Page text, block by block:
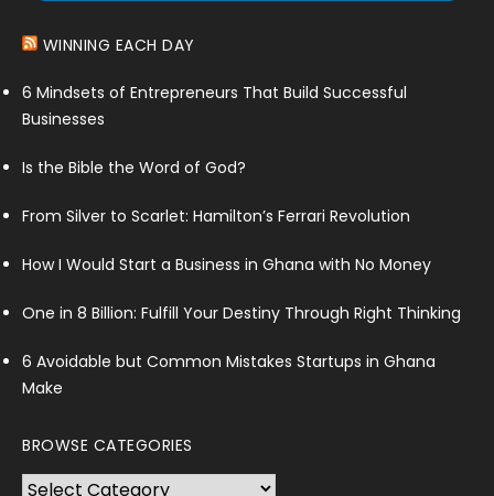
WINNING EACH DAY
6 Mindsets of Entrepreneurs That Build Successful
Businesses
Is the Bible the Word of God?
From Silver to Scarlet: Hamilton’s Ferrari Revolution
How I Would Start a Business in Ghana with No Money
One in 8 Billion: Fulfill Your Destiny Through Right Thinking
6 Avoidable but Common Mistakes Startups in Ghana
Make
BROWSE CATEGORIES
Browse